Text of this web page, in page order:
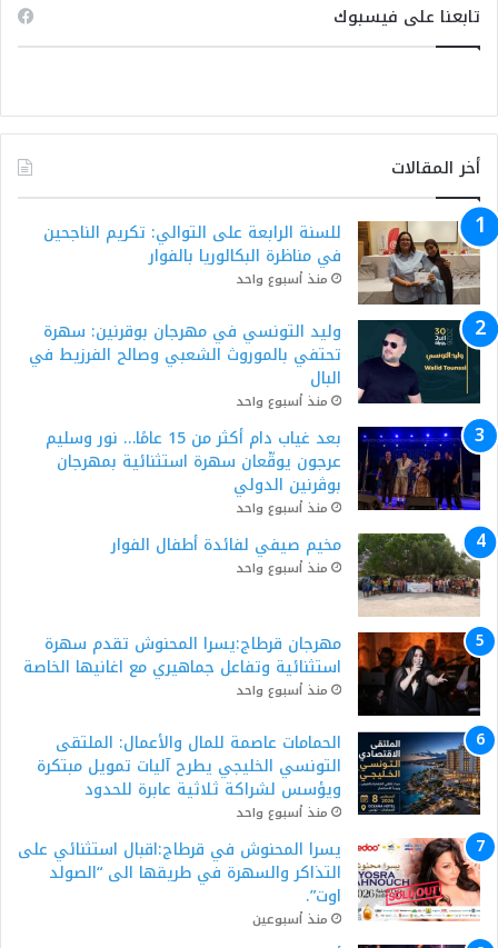
تابعنا على فيسبوك
أخر المقالات
للسنة الرابعة على التوالي: تكريم الناجحين
في مناظرة البكالوريا بالفوار
منذ أسبوع واحد
وليد التونسي في مهرجان بوقرنين: سهرة
تحتفي بالموروث الشعبي وصالح الفرزيط في
البال
منذ أسبوع واحد
بعد غياب دام أكثر من 15 عامًا… نور وسليم
عرجون يوقّعان سهرة استثنائية بمهرجان
بوڨرنين الدولي
منذ أسبوع واحد
مخيم صيفي لفائدة أطفال الفوار
منذ أسبوع واحد
مهرجان قرطاج:يسرا المحنوش تقدم سهرة
استثنائية وتفاعل جماهيري مع اغانيها الخاصة
منذ أسبوع واحد
الحمامات عاصمة للمال والأعمال: الملتقى
التونسي الخليجي يطرح آليات تمويل مبتكرة
ويؤسس لشراكة ثلاثية عابرة للحدود
منذ أسبوع واحد
يسرا المحنوش في قرطاج:اقبال استثنائي على
التذاكر والسهرة في طريقها الى “الصولد
اوت”.
منذ أسبوعين